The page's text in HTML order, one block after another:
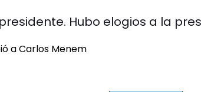
Hubo elogios a la